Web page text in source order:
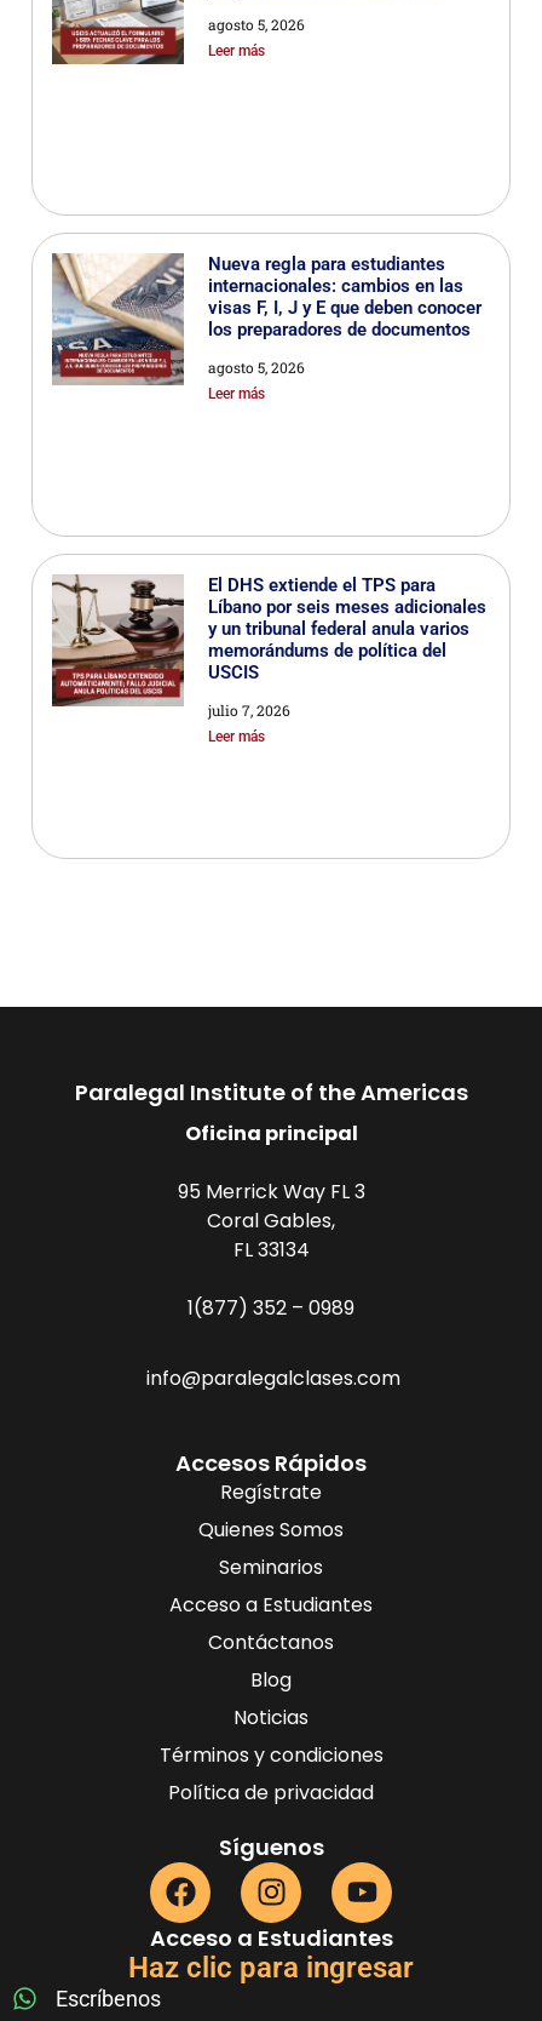
agosto 5, 2026
Leer más
Nueva regla para estudiantes
internacionales: cambios en las
visas F, I, J y E que deben conocer
los preparadores de documentos
agosto 5, 2026
Leer más
El DHS extiende el TPS para
Líbano por seis meses adicionales
y un tribunal federal anula varios
memorándums de política del
USCIS
julio 7, 2026
Leer más
Paralegal Institute of the Americas
Oficina principal
95 Merrick Way FL 3
Coral Gables,
FL 33134
1(877) 352 – 0989
info@paralegalclases.com
Accesos Rápidos
Regístrate
Quienes Somos
Seminarios
Acceso a Estudiantes
Contáctanos
Blog
Noticias
Términos y condiciones
Política de privacidad
Síguenos
Acceso a Estudiantes
Haz clic para ingresar
Escríbenos